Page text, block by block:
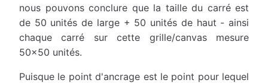
nous pouvons conclure que la taille du carré est
de 50 unités de large + 50 unités de haut - ainsi
chaque carré sur cette grille/canvas mesure
50x50 unités.
Puisque le point d'ancrage est le point pour lequel